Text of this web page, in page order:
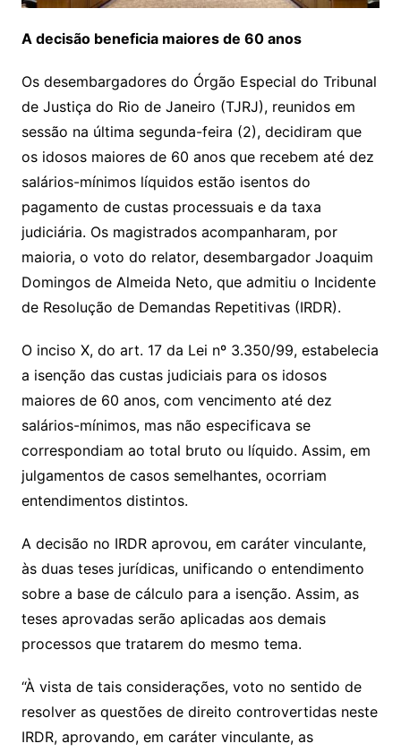
A decisão beneficia maiores de 60 anos
Os desembargadores do Órgão Especial do Tribunal
de Justiça do Rio de Janeiro (TJRJ), reunidos em
sessão na última segunda-feira (2), decidiram que
os idosos maiores de 60 anos que recebem até dez
salários-mínimos líquidos estão isentos do
pagamento de custas processuais e da taxa
judiciária. Os magistrados acompanharam, por
maioria, o voto do relator, desembargador Joaquim
Domingos de Almeida Neto, que admitiu o Incidente
de Resolução de Demandas Repetitivas (IRDR).
O inciso X, do art. 17 da Lei nº 3.350/99, estabelecia
a isenção das custas judiciais para os idosos
maiores de 60 anos, com vencimento até dez
salários-mínimos, mas não especificava se
correspondiam ao total bruto ou líquido. Assim, em
julgamentos de casos semelhantes, ocorriam
entendimentos distintos.
A decisão no IRDR aprovou, em caráter vinculante,
às duas teses jurídicas, unificando o entendimento
sobre a base de cálculo para a isenção. Assim, as
teses aprovadas serão aplicadas aos demais
processos que tratarem do mesmo tema.
“À vista de tais considerações, voto no sentido de
resolver as questões de direito controvertidas neste
IRDR, aprovando, em caráter vinculante, as